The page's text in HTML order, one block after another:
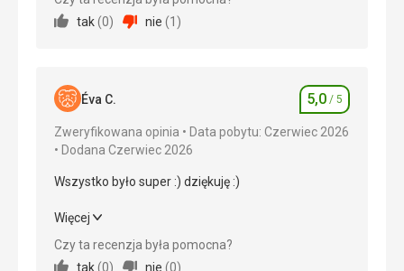
Wyżywienie
Okolica 5,0/ 5
Usługi 5,0/ 5
Plaża
Czysta plaża. Czyste morze. Zawsze wystarczająca
liczba leżaków. Przyjazny personel na plaży.
tak(0) nie (1)
Éva C. Ocena
5,0 / 5
Zweryfikowana opinia
Data pobytu: Czerwiec 2026
Dodana Czerwiec 2026
Wszystko było super :) dziękuję :)
Wszystko było super :) dziękuję :)
Wyżywienie
Więcej
Czy ta recenzja była pomocna?
tak(0) nie (0)